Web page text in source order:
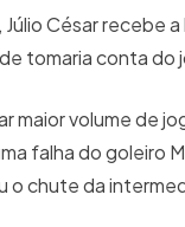
César recebe
tomaria conta do
maior volume de
falha do goleiro
chute da